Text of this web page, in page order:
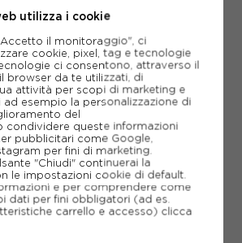
DA NOI
utilizza i cookie
il monitoraggio", ci
cookie, pixel, tag e tecnologie
ci consentono, attraverso il
browser da te utilizzati, di
attività per scopi di marketing e
ad esempio la personalizzazione di
del
condividere queste informazioni
pubblicitari come Google,
per fini di marketing.
"Chiudi" continuerai la
le impostazioni cookie di default.
e per comprendere come
dati per fini obbligatori (ad es.
carrello e accesso) clicca